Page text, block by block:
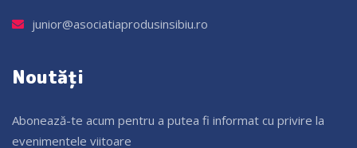
junior@asociatiaprodusinsibiu.ro
Noutăți
Abonează-te acum pentru a putea fi informat cu privire la
evenimentele viitoare